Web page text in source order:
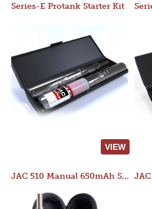
Series-E Protank Starter Kit
VIEW
JAC 510 Manual 650mAh Starter Kit